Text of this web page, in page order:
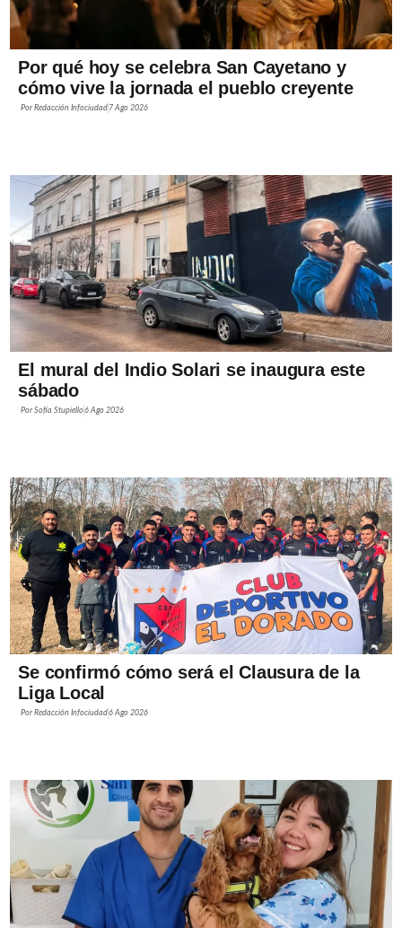
Por qué hoy se celebra San Cayetano y
cómo vive la jornada el pueblo creyente
PorRedacción Infociudad 7 Ago 2026
El mural del Indio Solari se inaugura este
sábado
PorSofía Stupiello6 Ago 2026
Se confirmó cómo será el Clausura de la
Liga Local
PorRedacción Infociudad6 Ago 2026